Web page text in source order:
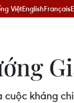
ViệtEnglishFrançais
kháng